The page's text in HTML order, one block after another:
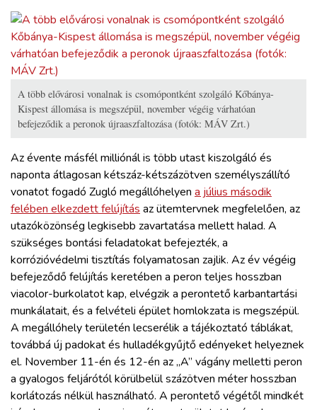
A több elővárosi vonalnak is csomópontként szolgáló Kőbánya-
Kispest állomása is megszépül, november végéig várhatóan
befejeződik a peronok újraaszfaltozása (fotók: MÁV Zrt.)
Az évente másfél milliónál is több utast kiszolgáló és
naponta átlagosan kétszáz-kétszázötven személyszállító
vonatot fogadó Zugló megállóhelyen a július második
felében elkezdett felújítás az ütemtervnek megfelelően, az
utazóközönség legkisebb zavartatása mellett halad. A
szükséges bontási feladatokat befejezték, a
korrózióvédelmi tisztítás folyamatosan zajlik. Az év végéig
befejeződő felújítás keretében a peron teljes hosszban
viacolor-burkolatot kap, elvégzik a perontető karbantartási
munkálatait, és a felvételi épület homlokzata is megszépül.
A megállóhely területén lecserélik a tájékoztató táblákat,
továbbá új padokat és hulladékgyűjtő edényeket helyeznek
el. November 11-én és 12-én az „A” vágány melletti peron
a gyalogos feljárótól körülbelül százötven méter hosszban
korlátozás nélkül használható. A perontető végétől mindkét